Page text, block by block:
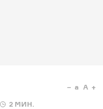
2 МИН.
a A